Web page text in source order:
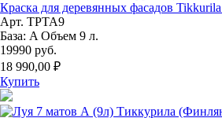
Краска для деревянных фасадов
Арт. TPTA9
База: A Объем 9 л.
19990 руб.
18 990,00 ₽
Купить